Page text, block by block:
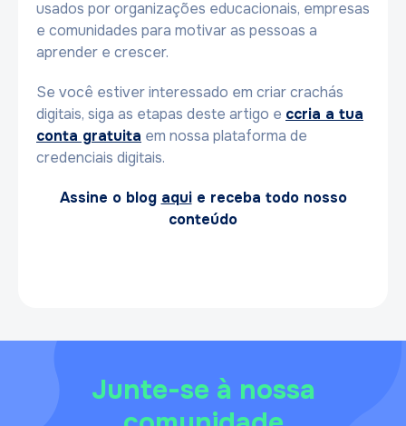
usados ​​por organizações educacionais, empresas
e comunidades para motivar as pessoas a
aprender e crescer.
Se você estiver interessado em criar crachás
digitais, siga as etapas deste artigo e ccria a tua
conta gratuita em nossa plataforma de
credenciais digitais.
Assine o blog aquie receba todo nosso
conteúdo
Junte-se à nossa